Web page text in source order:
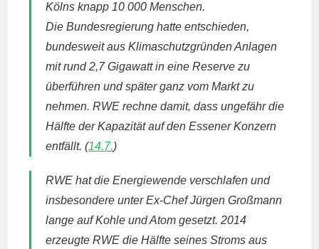
Kölns knapp 10 000 Menschen.
Die Bundesregierung hatte entschieden,
bundesweit aus Klimaschutzgründen Anlagen
mit rund 2,7 Gigawatt in eine Reserve zu
überführen und später ganz vom Markt zu
nehmen. RWE rechne damit, dass ungefähr die
Hälfte der Kapazität auf den Essener Konzern
entfällt. (14.7.)
RWE hat die Energiewende verschlafen und
insbesondere unter Ex-Chef Jürgen Großmann
lange auf Kohle und Atom gesetzt. 2014
erzeugte RWE die Hälfte seines Stroms aus